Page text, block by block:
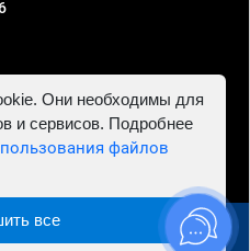
ИНН 781302555843,
и МО - Автосервис
Они необходимы для
и сервисов. Подробнее
файлов
все